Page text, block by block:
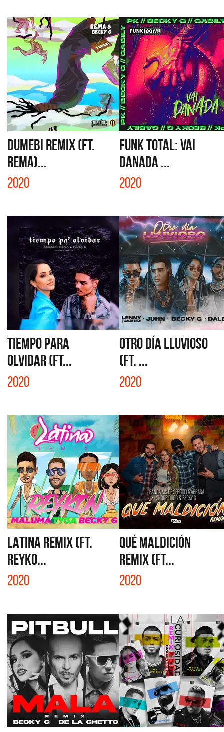
DUMEBI REMIX (FT.
REMA)...
2020
FUNK TOTAL: VAI
DANADA ...
2020
TIEMPO PARA
OLVIDAR (FT...
2020
OTRO DÍA LLUVIOSO
(FT. ...
2020
LATINA REMIX (FT.
REYKO...
2020
QUÉ MALDICIÓN
REMIX (FT...
2020